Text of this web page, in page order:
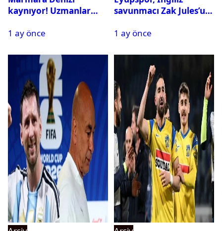
kaynıyor! Uzmanlar
1 ay önce
savunmacı Zak Jules’u
1 ay önce